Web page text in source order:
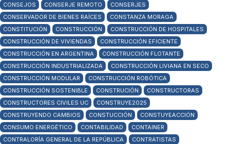
CONSEJOS
CONSERJE REMOTO
CONSERJES
CONSERVADOR DE BIENES RAÍCES
CONSTANZA MORAGA
CONSTITUCIÓN
CONSTRUCCIÓN
CONSTRUCCIÓN DE HOSPITALES
CONSTRUCCIÓN DE VIVIENDAS
CONSTRUCCIÓN EFICIENTE
CONSTRUCCIÓN EN ARGENTINA
CONSTRUCCIÓN FLOTANTE
CONSTRUCCIÓN INDUSTRIALIZADA
CONSTRUCCIÓN LIVIANA EN SECO
CONSTRUCCIÓN MODULAR
CONSTRUCCIÓN ROBÓTICA
CONSTRUCCIÓN SOSTENIBLE
CONSTRUCIÓN
CONSTRUCTORAS
CONSTRUCTORES CIVILES UC
CONSTRUYE2025
CONSTRUYENDO CAMBIOS
CONSTUCCIÓN
CONSTUYEACCIÓN
CONSUMO ENERGÉTICO
CONTABILIDAD
CONTAINER
CONTRALORÍA GENERAL DE LA REPÚBLICA
CONTRATISTAS